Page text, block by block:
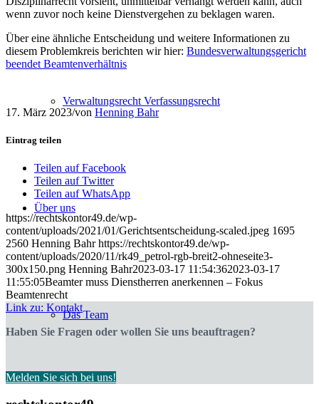
Verwaltungsrecht Verfassungsrecht
Über uns
Das Team
wenn zuvor noch keine Dienstvergehen zu beklagen waren.
Über eine ähnliche Entscheidung und weitere Informationen zu
diesem Problemkreis berichten wir hier: Bundesverwaltungsgericht
beendet Beamtenverhältnis
17. März 2023/von Henning Bahr
Eintrag teilen
Teilen auf Facebook
Teilen auf Twitter
Teilen auf WhatsApp
https://rechtskontor49.de/wp-
content/uploads/2021/01/Gerichtsentscheidung-scaled.jpeg 1695
2560 Henning Bahr https://rechtskontor49.de/wp-
content/uploads/2020/11/rk49_petrol-rgb-breit2-ohneseite3-
300x150.png Henning Bahr2023-03-17 11:54:362023-03-17
11:55:05Beamter muss Dienstherren anerkennen – Fokus
Beamtenrecht
Link zu: Kontakt
Haben Sie Fragen oder wollen Sie uns beauftragen?
Melden Sie sich bei uns!